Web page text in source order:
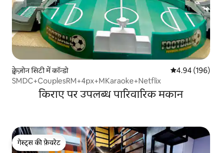
क्वेज़ोन सिटी में कॉन्डो औसत रेटिंग 5 में से
4.94 (196)
SMDC+CouplesRM+4px+MKaraoke+Netflix
किराए पर उपलब्ध पारिवारिक मकान
गेस्ट्स की फ़ेवरेट
गेस्ट्स की फ़ेवरेट